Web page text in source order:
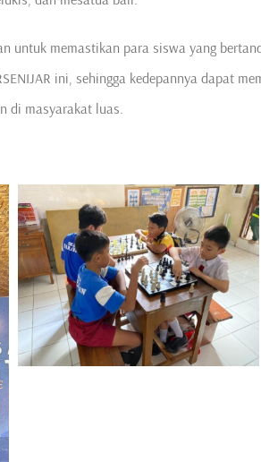
untuk memastikan para siswa yang
ini, sehingga kedepannya dapat
di masyarakat luas.